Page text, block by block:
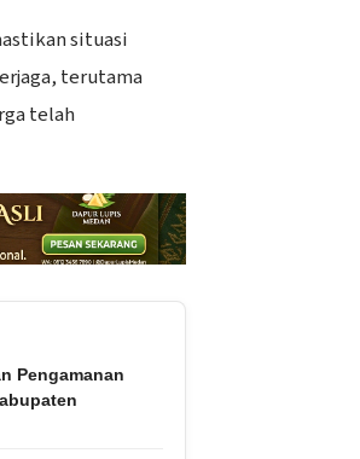
situasi
terutama
telah
Pengamanan